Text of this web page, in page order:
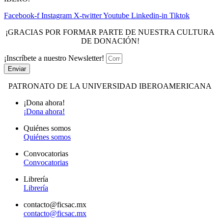
Facebook-f Instagram X-twitterYoutube Linkedin-in Tiktok
¡GRACIAS POR FORMAR PARTE DE NUESTRA CULTURA
DE DONACIÓN!
¡Inscríbete a nuestro Newsletter!
Enviar
PATRONATO DE LA UNIVERSIDAD IBEROAMERICANA
¡Dona ahora!
¡Dona ahora!
Quiénes somos
Quiénes somos
Convocatorias
Convocatorias
Librería
Librería
contacto@ficsac.mx
contacto@ficsac.mx